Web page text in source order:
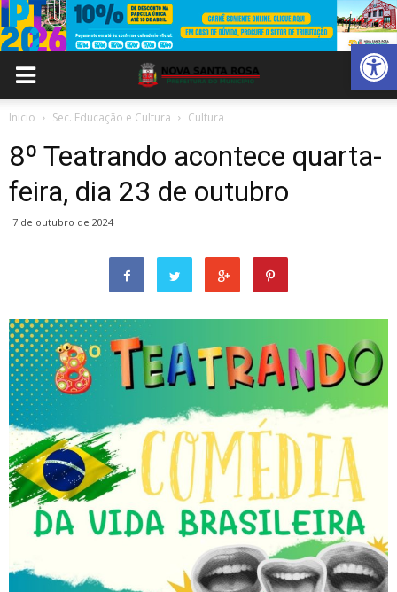
Abrir
Inicio Sec. Educação e Cultura Cultura
8º Teatrando acontece quarta-
feira, dia 23 de outubro
7 de outubro de 2024